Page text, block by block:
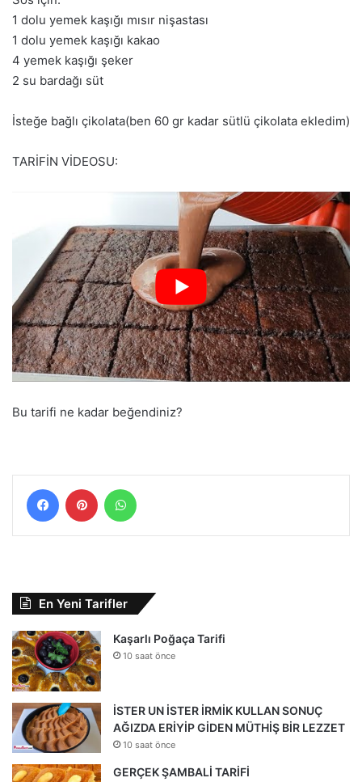
1 dolu yemek kaşığı mısır nişastası
1 dolu yemek kaşığı kakao
4 yemek kaşığı şeker
2 su bardağı süt
İsteğe bağlı çikolata(ben 60 gr kadar sütlü çikolata ekledim)
TARİFİN VİDEOSU:
Bu tarifi ne kadar beğendiniz?
FacebookPinterest
En Yeni Tarifler
Kaşarlı Poğaça Tarifi
10 saat önce
İSTER UN İSTER İRMİK KULLAN SONUÇ
AĞIZDA ERİYİP GİDEN MÜTHİŞ BİR LEZZET
10 saat önce
GERÇEK ŞAMBALİ TARİFİ